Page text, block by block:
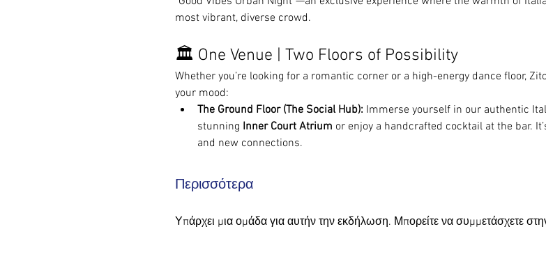
most vibrant, diverse crowd.
🏛️ One Venue | Two Floors of Possibility
Whether you’re looking for a romantic corner or a high-energy dance floor,
your mood:
The Ground Floor (The Social Hub): Immerse yourself in our authentic
stunning Inner Court Atrium or enjoy a handcrafted cocktail at the bar.
and new connections.
Περισσότερα
Υπάρχει μια ομάδα για αυτήν την εκδήλωση. Μπορείτε να συμμετάσχετε